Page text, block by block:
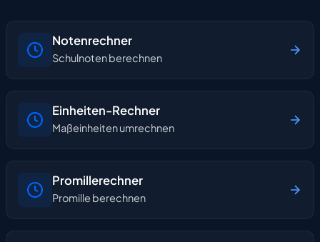
Notenrechner
Schulnoten berechnen
Einheiten-Rechner
Maßeinheiten umrechnen
Promillerechner
Promille berechnen